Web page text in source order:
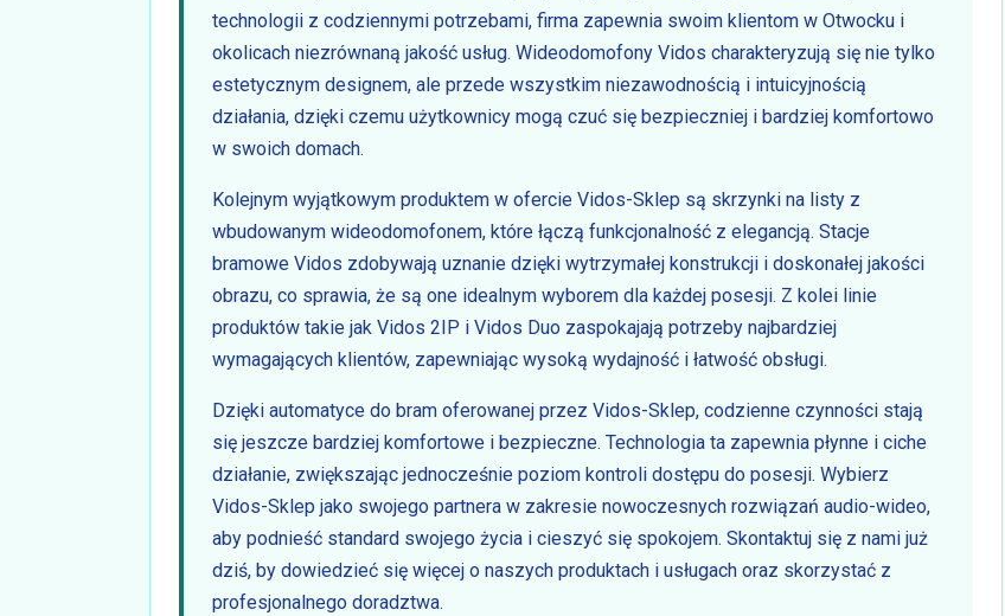
technologii z codziennymi potrzebami, firma zapewnia swoim klientom w Otwocku i
okolicach niezrównaną jakość usług. Wideodomofony Vidos charakteryzują się nie tylko
estetycznym designem, ale przede wszystkim niezawodnością i intuicyjnością
działania, dzięki czemu użytkownicy mogą czuć się bezpieczniej i bardziej komfortowo
w swoich domach.
Kolejnym wyjątkowym produktem w ofercie Vidos-Sklep są skrzynki na listy z
wbudowanym wideodomofonem, które łączą funkcjonalność z elegancją. Stacje
bramowe Vidos zdobywają uznanie dzięki wytrzymałej konstrukcji i doskonałej jakości
obrazu, co sprawia, że są one idealnym wyborem dla każdej posesji. Z kolei linie
produktów takie jak Vidos 2IP i Vidos Duo zaspokajają potrzeby najbardziej
wymagających klientów, zapewniając wysoką wydajność i łatwość obsługi.
Dzięki automatyce do bram oferowanej przez Vidos-Sklep, codzienne czynności stają
się jeszcze bardziej komfortowe i bezpieczne. Technologia ta zapewnia płynne i ciche
działanie, zwiększając jednocześnie poziom kontroli dostępu do posesji. Wybierz
Vidos-Sklep jako swojego partnera w zakresie nowoczesnych rozwiązań audio-wideo,
aby podnieść standard swojego życia i cieszyć się spokojem. Skontaktuj się z nami już
dziś, by dowiedzieć się więcej o naszych produktach i usługach oraz skorzystać z
profesjonalnego doradztwa.